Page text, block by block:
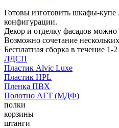
Готовы изготовить шкафы-купе
конфигурации.
Декор и отделку фасадов
Возможно сочетание
Бесплатная сборка в течение 1-
ЛДСП
Пластик Alvic Luxe
Пластик HPL
Пленка ПВХ
Полотно АГТ (МДФ)
полки
корзины
штанги